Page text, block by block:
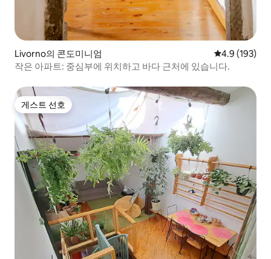
Livorno의 콘도미니엄 평점 4.9점(5
4.9 (193)
작은 아파트: 중심부에 위치하고 바다 근처에 있습니다.
게스트 선호
게스트 선호